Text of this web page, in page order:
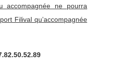
accompagnée ne pourra
Filival qu’accompagnée